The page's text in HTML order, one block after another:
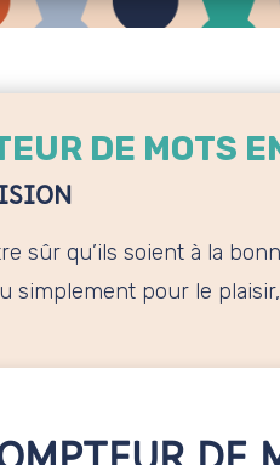
DE MOTS
sûr qu’ils soient à la
simplement pour le